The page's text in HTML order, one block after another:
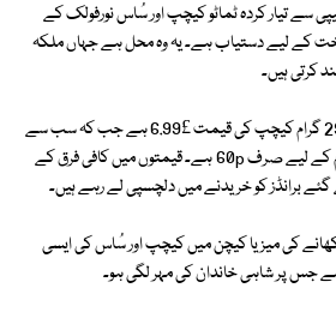
سے تیار کردہ ٹماٹو کیچپ اور سُاس نورفولک کے
کے لیے دستیاب ہے۔ یہ وہ محل ہے جہاں ملکہ
کرتی ہیں۔
ملکہ ایلزتھ دوم کی تیار کردہ 295 گرام کیچپ کی قیمت £6.99 ہے جب کہ سب سے
مقبول برانڈ کی قیمت 460 گرام کے لیے صرف 60p ہے۔ قیمتوں میں کافی فرق کے
گئے برانڈز کو خریدنے میں دلچسپی لے رہے ہیں۔
کی میز یا کیچن میں کیچپ اور سُاس کی ایسی
جس پر شاہی خاندان کی مہر لگی ہو۔